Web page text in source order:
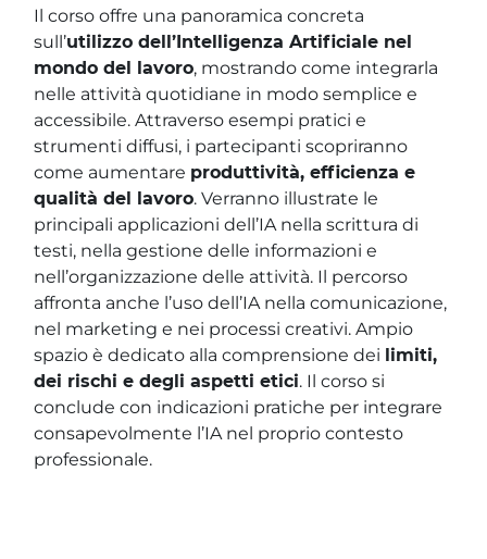
Il corso offre una panoramica concreta
sull’utilizzo dell’Intelligenza Artificiale nel
mondo del lavoro, mostrando come integrarla
nelle attività quotidiane in modo semplice e
accessibile. Attraverso esempi pratici e
strumenti diffusi, i partecipanti scopriranno
come aumentare produttività, efficienza e
qualità del lavoro. Verranno illustrate le
principali applicazioni dell’IA nella scrittura di
testi, nella gestione delle informazioni e
nell’organizzazione delle attività. Il percorso
affronta anche l’uso dell’IA nella comunicazione,
nel marketing e nei processi creativi. Ampio
spazio è dedicato alla comprensione dei limiti,
dei rischi e degli aspetti etici. Il corso si
conclude con indicazioni pratiche per integrare
consapevolmente l’IA nel proprio contesto
professionale.